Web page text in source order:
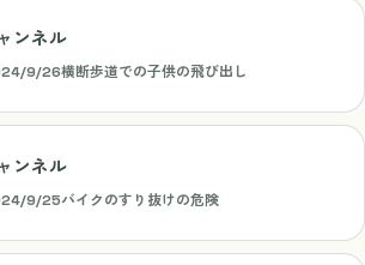
ンネル
9/26横断歩道での子供の飛び出し
ンネル
9/25バイクのすり抜けの危険